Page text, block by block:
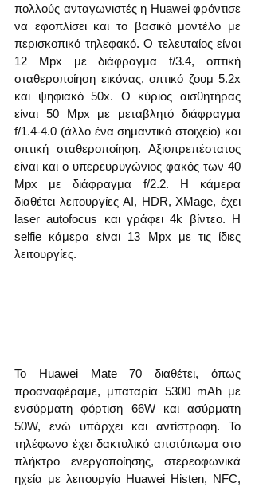
πολλούς ανταγωνιστές η Huawei φρόντισε
να εφοπλίσει και το βασικό μοντέλο με
περισκοπικό τηλεφακό. Ο τελευταίος είναι
12 Mpx με διάφραγμα f/3.4, οπτική
σταθεροποίηση εικόνας, οπτικό ζουμ 5.2x
και ψηφιακό 50x. Ο κύριος αισθητήρας
είναι 50 Mpx με μεταβλητό διάφραγμα
f/1.4-4.0 (άλλο ένα σημαντικό στοιχείο) και
οπτική σταθεροποίηση. Αξιοπρεπέστατος
είναι και ο υπερευρυγώνιος φακός των 40
Mpx με διάφραγμα f/2.2. Η κάμερα
διαθέτει λειτουργίες AI, HDR, XMage, έχει
laser autofocus και γράφει 4k βίντεο. Η
selfie κάμερα είναι 13 Mpx με τις ίδιες
λειτουργίες.
Το Huawei Mate 70 διαθέτει, όπως
προαναφέραμε, μπαταρία 5300 mAh με
ενσύρματη φόρτιση 66W και ασύρματη
50W, ενώ υπάρχει και αντίστροφη. Το
τηλέφωνο έχει δακτυλικό αποτύπωμα στο
πλήκτρο ενεργοποίησης, στερεοφωνικά
ηχεία με λειτουργία Huawei Histen, NFC,